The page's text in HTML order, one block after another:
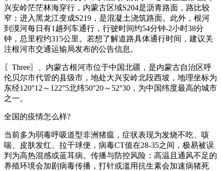
兴安岭茫茫林海穿行，内蒙古区域S204是沥青路面，路比较
窄；进入黑龙江变成S219，是混凝土浇筑路面。此外，根河
到漠河每日有1趟列车通行，行驶时间约54分钟-2小时38分
钟，总里程约315公里。若想了解道路具体通行时间，建议关
注根河市交通运输局发布的公告信息。
〖Three〗、内蒙古根河市位于中国北疆，是内蒙古自治区呼
伦贝尔市代管的县级市，地处大兴安岭北段西坡，地理坐标为
东经120°12～122°5北纬50°20～52°30，为中国纬度最高的城市
之一。
全国的疫情怎么样?
当前多为弱毒呼吸道型非洲猪瘟，症状表现为发烧不吃、咳
喘、皮肤发红、拉干球便，病毒CT值在28-35之间，极易被误
判为高热混感或蓝耳病。传播与防控风险：高温且通风不足的
养殖环境会加剧病毒传播，打针或滥用抗生素会加速病猪死